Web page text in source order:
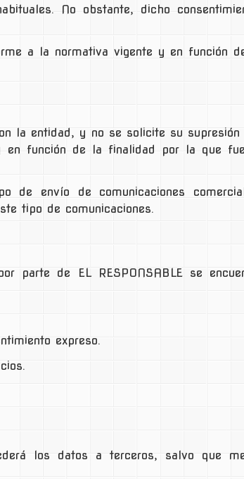
No obstante, dicho
a la normativa vigente y en función
la entidad, y no se solicite su supresión
en función de la finalidad por la que
envío de comunicaciones
tipo de comunicaciones.
de EL RESPONSABLE se
expreso.
los datos a terceros, salvo que